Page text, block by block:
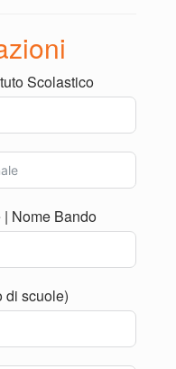
Viaggi
Scolastico
Nome Bando
di scuole)